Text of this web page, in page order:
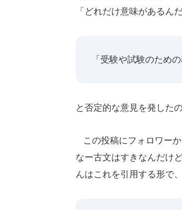
「どれだけ意味があるん
「受験や試験のため
と否定的な意見を発したの
この投稿にフォロワー
なー古文はすきなんだけ
んはこれを引用する形で、